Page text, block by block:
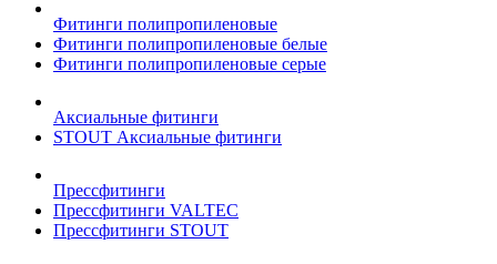
Фитинги полипропиленовые
Фитинги полипропиленовые белые
Фитинги полипропиленовые серые
Аксиальные фитинги
STOUT Аксиальные фитинги
Прессфитинги
Прессфитинги VALTEC
Прессфитинги STOUT